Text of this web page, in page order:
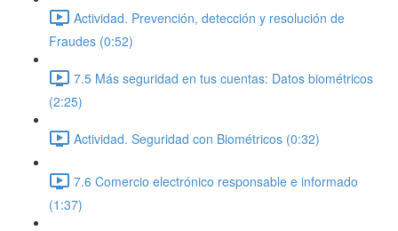
Actividad. Prevención, detección y resolución de
Fraudes (0:52)
7.5 Más seguridad en tus cuentas: Datos biométricos
(2:25)
Actividad. Seguridad con Biométricos (0:32)
7.6 Comercio electrónico responsable e informado
(1:37)